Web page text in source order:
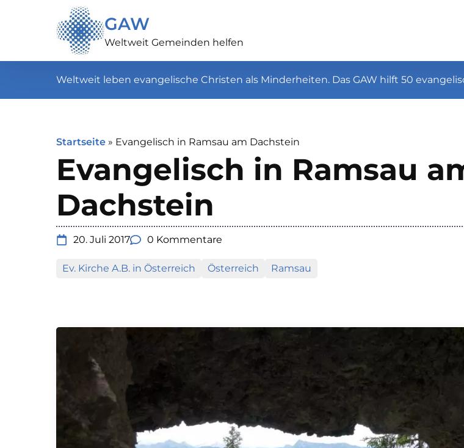
GAW
Weltweit Gemeinden helfen
Weltweit leben evangelische Christen als Minderheiten. Das GAW hilft 50
Startseite » Evangelisch in Ramsau am Dachstein
Evangelisch in Ramsau
Dachstein
20. Juli 2017 0 Kommentare
Ev. Kirche A.B. in Österreich Österreich Ramsau